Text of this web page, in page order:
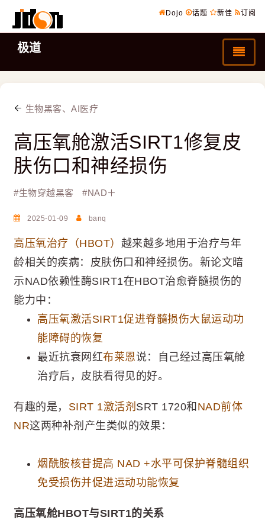
Dojo 话题 新佳 订阅
极道
生物黑客、AI医疗
高压氧舱激活SIRT1修复皮
肤伤口和神经损伤
#生物穿越黑客 #NAD＋
2025-01-09 banq
高压氧治疗（HBOT） 越来越多地用于治疗与年
龄相关的疾病：皮肤伤口和神经损伤。新论文暗
示NAD依赖性酶SIRT1在HBOT治愈脊髓损伤的
能力中：
高压氧激活SIRT1促进脊髓损伤大鼠运动功
能障碍的恢复
最近抗衰网红布莱恩说：自己经过高压氧舱
治疗后，皮肤看得见的好。
有趣的是， SIRT 1激活剂 SRT 1720和 NAD前体
NR这两种补剂产生类似的效果：
烟酰胺核苷提高 NAD +水平可保护脊髓组织
免受损伤并促进运动功能恢复
高压氧舱HBOT与SIRT1的关系